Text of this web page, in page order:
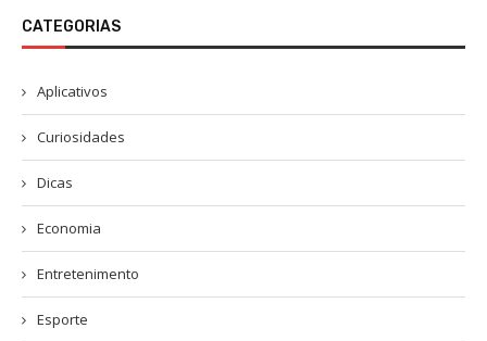
CATEGORIAS
Aplicativos
Curiosidades
Dicas
Economia
Entretenimento
Esporte